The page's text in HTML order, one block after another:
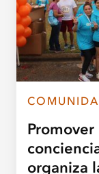
organiza